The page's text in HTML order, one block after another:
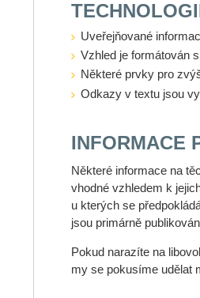
Uveřejňované
Vzhled je formátován
Některé prvky pro
Odkazy v textu jsou
INFORMACE
Některé informace na
vhodné vzhledem k
u kterých se
jsou primárně
Pokud narazíte na
my se pokusíme udělat